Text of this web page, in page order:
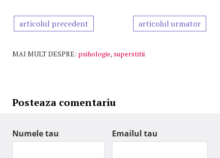
articolul precedent articolul urmator
MAI MULT DESPRE: psihologie, superstitii
Posteaza comentariu
Numele tau Emailul tau